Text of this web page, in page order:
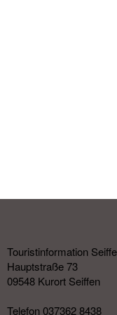
Touristinformation
Hauptstraße 73
09548 Kurort Seiffen
Telefon 037362 8438